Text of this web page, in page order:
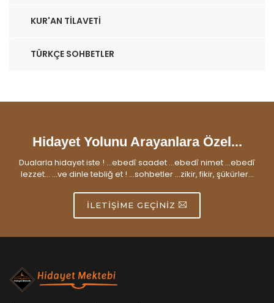
KUR'AN TILAVETI
TÜRKÇE SOHBETLER
Hidayet Yolunu Arayanlara Özel...
Dualarla hidayet iste ! ...ebedî saadet ...ebedî nimet ...ebedî
lezzet... ...ve dinle tebliğ et ! ...sohbetler ...zikir, fikir, şükürler...
İLETIŞIME GEÇINIZ